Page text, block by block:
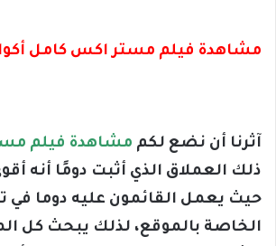
مشاهدة فيلم مستر اكس كامل أكوام
آثرنا أن نضع لكم مشاهدة فيلم
ذلك العملاق الذي أثبت دومًا أنه
حيث يعمل القائمون عليه دوما في
الخاصة بالموقع، لذلك يبحث كل